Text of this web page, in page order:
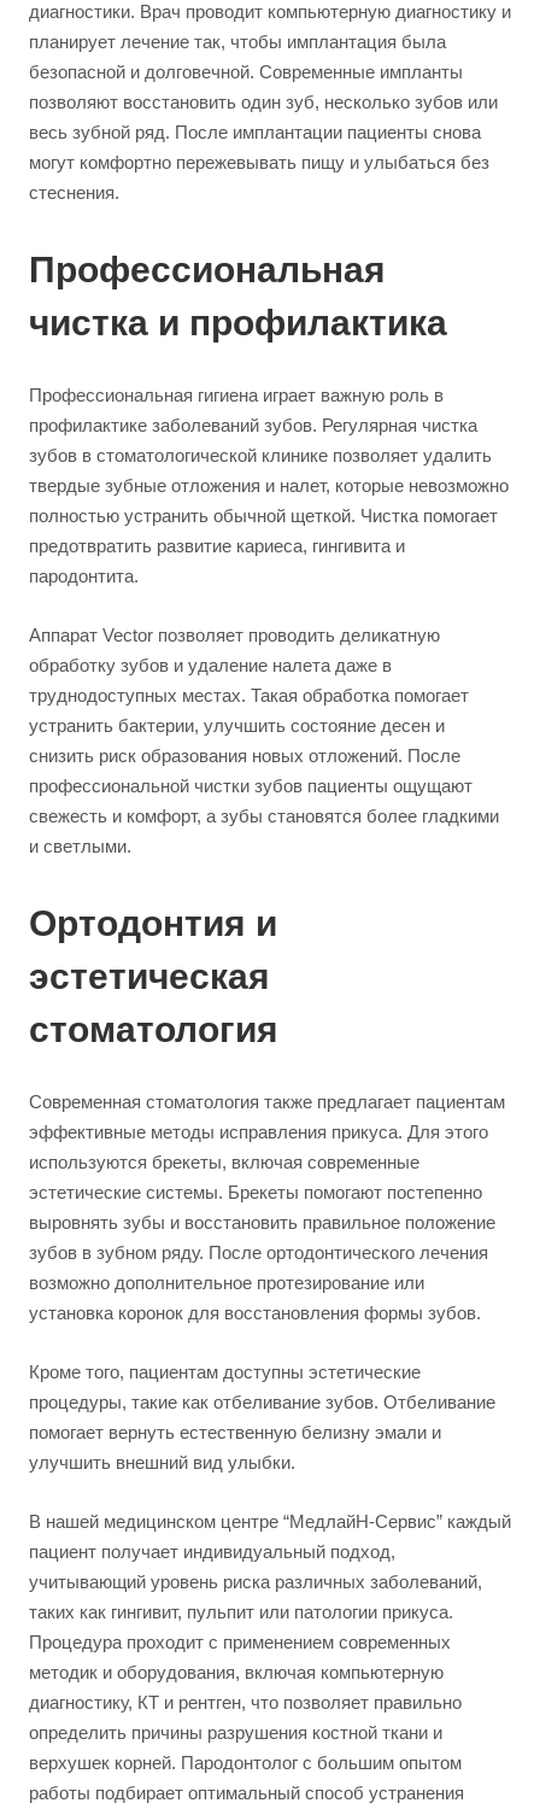
диагностики. Врач проводит компьютерную диагностику и
планирует лечение так, чтобы имплантация была
безопасной и долговечной. Современные импланты
позволяют восстановить один зуб, несколько зубов или
весь зубной ряд. После имплантации пациенты снова
могут комфортно пережевывать пищу и улыбаться без
стеснения.
Профессиональная
чистка и профилактика
Профессиональная гигиена играет важную роль в
профилактике заболеваний зубов. Регулярная чистка
зубов в стоматологической клинике позволяет удалить
твердые зубные отложения и налет, которые невозможно
полностью устранить обычной щеткой. Чистка помогает
предотвратить развитие кариеса, гингивита и
пародонтита.
Аппарат Vector позволяет проводить деликатную
обработку зубов и удаление налета даже в
труднодоступных местах. Такая обработка помогает
устранить бактерии, улучшить состояние десен и
снизить риск образования новых отложений. После
профессиональной чистки зубов пациенты ощущают
свежесть и комфорт, а зубы становятся более гладкими
и светлыми.
Ортодонтия и
эстетическая
стоматология
Современная стоматология также предлагает пациентам
эффективные методы исправления прикуса. Для этого
используются брекеты, включая современные
эстетические системы. Брекеты помогают постепенно
выровнять зубы и восстановить правильное положение
зубов в зубном ряду. После ортодонтического лечения
возможно дополнительное протезирование или
установка коронок для восстановления формы зубов.
Кроме того, пациентам доступны эстетические
процедуры, такие как отбеливание зубов. Отбеливание
помогает вернуть естественную белизну эмали и
улучшить внешний вид улыбки.
В нашей медицинском центре “МедлайН-Сервис” каждый
пациент получает индивидуальный подход,
учитывающий уровень риска различных заболеваний,
таких как гингивит, пульпит или патологии прикуса.
Процедура проходит с применением современных
методик и оборудования, включая компьютерную
диагностику, КТ и рентген, что позволяет правильно
определить причины разрушения костной ткани и
верхушек корней. Пародонтолог с большим опытом
работы подбирает оптимальный способ устранения